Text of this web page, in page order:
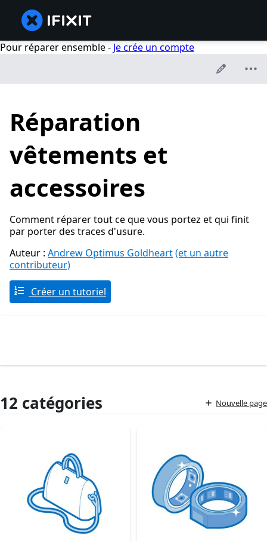
Pour réparer ensemble - Je crée un compte
Réparation
vêtements et
accessoires
Comment réparer tout ce que vous portez et qui finit
par porter des traces d'usure.
Auteur : Andrew Optimus Goldheart(et un autre
contributeur)
Créer un tutoriel
12 catégories Nouvelle page